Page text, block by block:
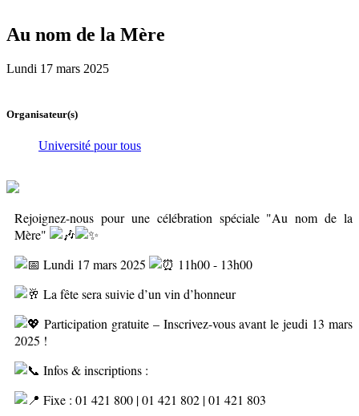
Au nom de la Mère
Lundi 17 mars 2025
Organisateur(s)
Université pour tous
Rejoignez-nous pour une célébration spéciale "Au nom de la
Mère"
Lundi 17 mars 2025
11h00 - 13h00
La fête sera suivie d’un vin d’honneur
Participation gratuite – Inscrivez-vous avant le jeudi 13 mars
2025 !
Infos & inscriptions :
Fixe : 01 421 800 | 01 421 802 | 01 421 803